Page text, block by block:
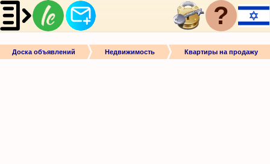
?
Доска объявлений Недвижимость Квартиры на продажу